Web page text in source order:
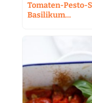
Tomaten-Pesto-
Basilikum…